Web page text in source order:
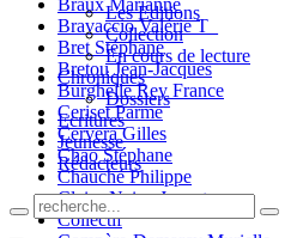
Braux Marianne
Bravaccio Valérie T_
Bret Stéphane
Bretou Jean-Jacques
Burghelle Rey France
Ceriset Parme
Cervera Gilles
Chao Stéphane
Chauché Philippe
Claire-Neige Jaunet
Collectif
Les Editions
Collection
En cours de lecture
Chroniques
Dossiers
Ecritures
Jeunesse
Rédacteurs